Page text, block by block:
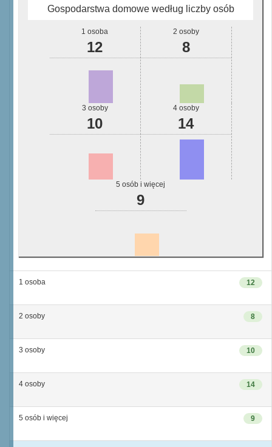
Gospodarstwa domowe według liczby osób
1 osoba
12
2 osoby
8
3 osoby
10
4 osoby
14
5 osób i więcej
9
12
1 osoba
8
2 osoby
10
3 osoby
14
4 osoby
9
5 osób i więcej